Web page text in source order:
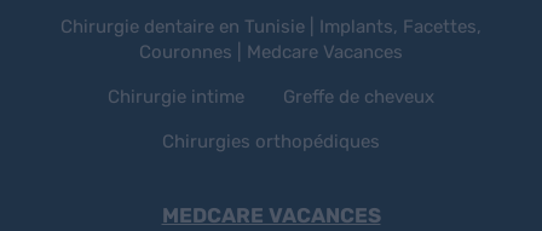
Chirurgie dentaire en Tunisie | Implants, Facettes,
Couronnes | Medcare Vacances
Chirurgie intime Greffe de cheveux
Chirurgies orthopédiques
MEDCARE VACANCES